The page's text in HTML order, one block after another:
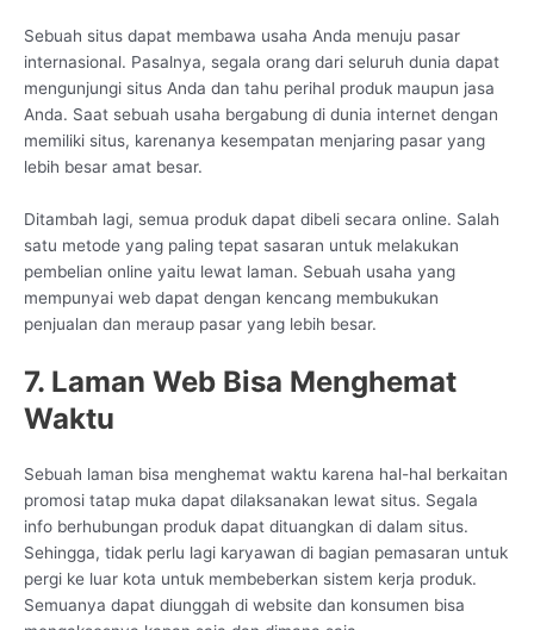
Sebuah situs dapat membawa usaha Anda menuju pasar
internasional. Pasalnya, segala orang dari seluruh dunia dapat
mengunjungi situs Anda dan tahu perihal produk maupun jasa
Anda. Saat sebuah usaha bergabung di dunia internet dengan
memiliki situs, karenanya kesempatan menjaring pasar yang
lebih besar amat besar.
Ditambah lagi, semua produk dapat dibeli secara online. Salah
satu metode yang paling tepat sasaran untuk melakukan
pembelian online yaitu lewat laman. Sebuah usaha yang
mempunyai web dapat dengan kencang membukukan
penjualan dan meraup pasar yang lebih besar.
7. Laman Web Bisa Menghemat
Waktu
Sebuah laman bisa menghemat waktu karena hal-hal berkaitan
promosi tatap muka dapat dilaksanakan lewat situs. Segala
info berhubungan produk dapat dituangkan di dalam situs.
Sehingga, tidak perlu lagi karyawan di bagian pemasaran untuk
pergi ke luar kota untuk membeberkan sistem kerja produk.
Semuanya dapat diunggah di website dan konsumen bisa